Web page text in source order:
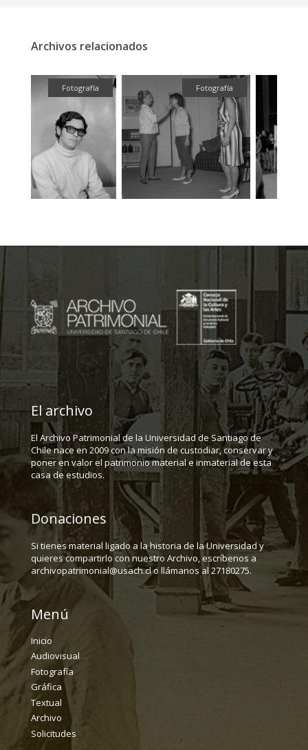
Archivos relacionados
Fotografía Fotografía
El archivo
El Archivo Patrimonial de la Universidad de Santiago de
Chile nace en 2009 con la misión de custodiar, conservar y
poner en valor el patrimonio material e inmaterial de esta
casa de estudios.
Donaciones
Si tienes material ligado a la historia de la Universidad y
quieres compartirlo con nuestro Archivo, escríbenos a
archivopatrimonial@usach.cl o llámanos al 27180275.
Menú
Inicio
Audiovisual
Fotografía
Gráfica
Textual
Archivo
Solicitudes